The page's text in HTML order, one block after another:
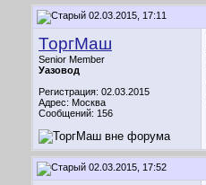
02.03.2015, 17:11
ТоргМаш
Senior Member
Уазовод
Регистрация: 02.03.2015
Адрес: Москва
Сообщений: 156
02.03.2015, 17:52